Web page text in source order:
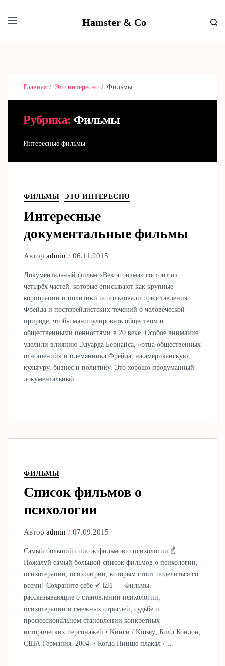
Hamster & Co
Главная Это интересно Фильмы
Рубрика: Фильмы
Интересные фильмы
ФИЛЬМЫ ЭТО ИНТЕРЕСНО
Интересные
документальные фильмы
Авторadmin 06.11.2015
Документальный фильм «Век эгоизма» состоит из
четырёх частей, которые описывают как крупные
корпорации и политики использовали представления
Фрейда и постфрейдистских течений о человеческой
природе, чтобы манипулировать обществом и
общественными ценностями в 20 веке. Особое внимание
уделили влиянию Эдуарда Бернайса, «отца общественных
отношений» и племянника Фрейда, на американскую
культуру, бизнес и политику. Это хорошо продуманный
документальный…
ФИЛЬМЫ
Cписок фильмов о
психологии
Авторadmin 07.09.2015
Самый больший список фильмов о психологии ☝
Пожалуй самый большой список фильмов о психологии,
психотерапии, психиатрии, которым стоит поделиться со
всеми! Сохраните себе ✔ ☑1 — Фильмы,
рассказывающие о становлении психологии,
психотерапии и смежных отраслей; судьбе и
профессиональном становлении конкретных
исторических персонажей • Кинси / Kinsey; Билл Кондон,
США-Германия, 2004. • Когда Ницше плакал /…